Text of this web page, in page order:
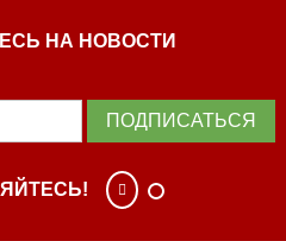
НА НОВОСТИ
ПОДПИСАТЬСЯ